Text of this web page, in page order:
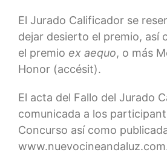
El Jurado Calificador se
dejar desierto el premio, así
el premio ex aequo, o más
Honor (accésit).
El acta del Fallo del Jurado
comunicada a los
Concurso así como